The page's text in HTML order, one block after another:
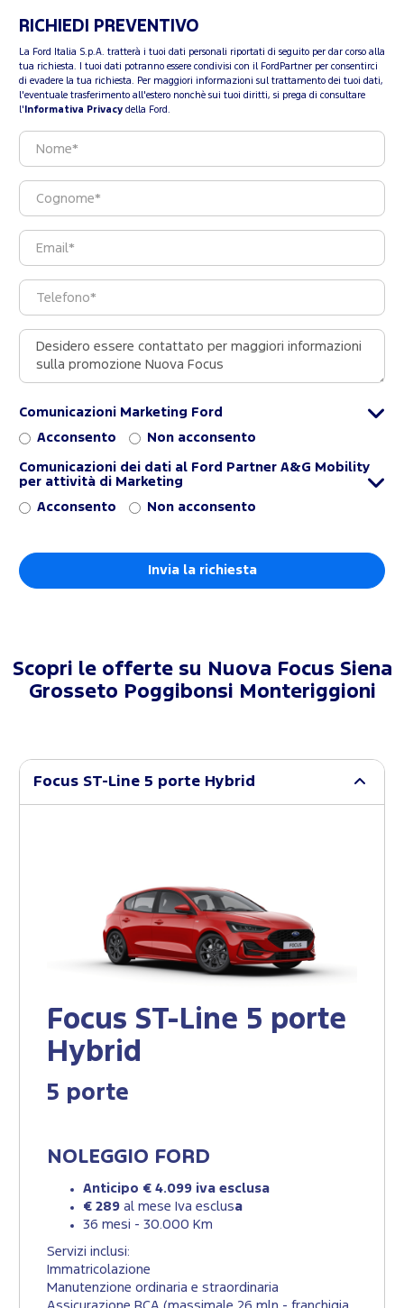
RICHIEDI PREVENTIVO
La Ford Italia S.p.A. tratterà i tuoi dati personali riportati di seguito per dar corso alla
tua richiesta. I tuoi dati potranno essere condivisi con il FordPartner per consentirci
di evadere la tua richiesta. Per maggiori informazioni sul trattamento dei tuoi dati,
l'eventuale trasferimento all'estero nonchè sui tuoi diritti, si prega di consultare
l' Informativa Privacy della Ford.
Comunicazioni Marketing Ford
Acconsento Non acconsento
Comunicazioni dei dati al Ford Partner A&G Mobility
per attività di Marketing
Acconsento Non acconsento
Scopri le offerte su
Nuova Focus Siena
Grosseto Poggibonsi Monteriggioni
Focus ST-Line 5 porte Hybrid
Focus ST-Line 5 porte
Hybrid
5 porte
NOLEGGIO FORD
Anticipo € 4.099 iva esclusa
€ 289 al mese Iva esclusa
36 mesi - 30.000 Km
Servizi inclusi:
Immatricolazione
Manutenzione ordinaria e straordinaria